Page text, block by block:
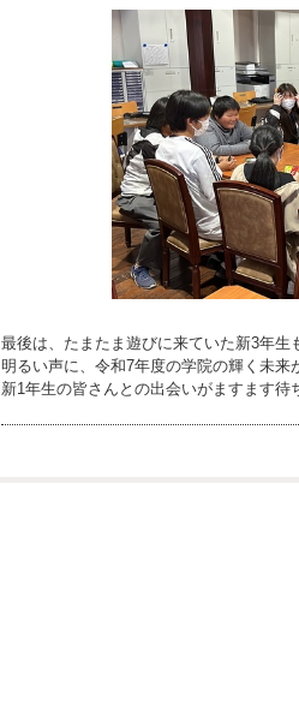
最後は、たまたま遊びに来ていた新3年
明るい声に、令和7年度の学院の輝く未来
新1年生の皆さんとの出会いがますます待